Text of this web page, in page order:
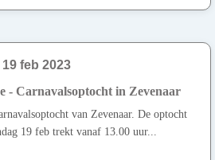
19 feb 2023
- Carnavalsoptocht in Zevenaar
van Zevenaar. De optocht
19 feb trekt vanaf 13.00 uur...